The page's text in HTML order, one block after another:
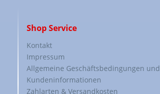
Shop Service
Kontakt
Impressum
Allgemeine Geschäftsbedingungen und
Kundeninformationen
Zahlarten & Versandkosten